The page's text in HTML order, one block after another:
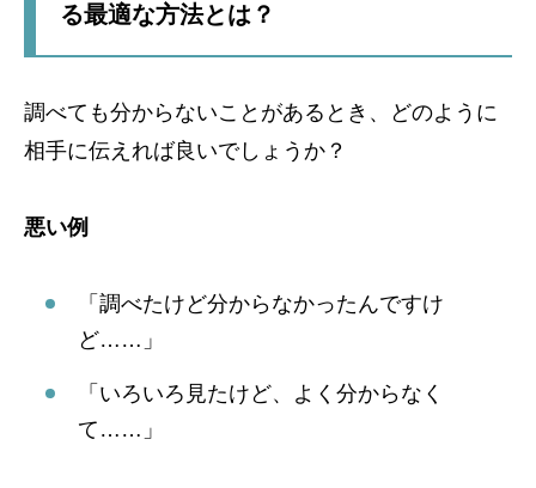
る最適な方法とは？
調べても分からないことがあるとき、どのように
相手に伝えれば良いでしょうか？
悪い例
「調べたけど分からなかったんですけ
ど……」
「いろいろ見たけど、よく分からなく
て……」